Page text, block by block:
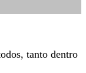
tanto dentro